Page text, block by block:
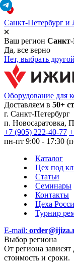
Санкт-Петербург и
Ваш регион Санкт-
Да, все верно
Нет, выбрать другой
Оборудование для
Доставляем в 50+
г. Санкт-Петербург
п. Новосаратовка,
+7 (905) 222-40-77
пн-пт 9:00 - 17:30
Каталог
Цех под
Статьи
Семинары
Контакты
Цеха
Турнир
E-mail:
Выбор региона
От региона
стоимость и сроки.